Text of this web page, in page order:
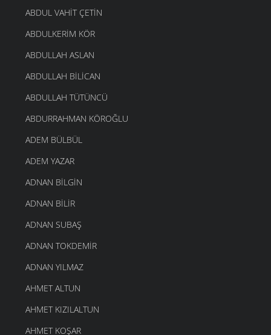
ABDUL VAHIT ÇETIN
ABDULKERIM KÖR
ABDULLAH ASLAN
ABDULLAH BILICAN
ABDULLAH TÜTÜNCÜ
ABDURRAHMAN KÖROĞLU
ADEM BÜLBÜL
ADEM YAZAR
ADNAN BILGIN
ADNAN BILIR
ADNAN SUBAŞ
ADNAN TOKDEMIR
ADNAN YILMAZ
AHMET ALTUN
AHMET KIZILALTUN
AHMET KOŞAR